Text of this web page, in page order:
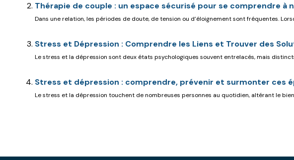
Thérapie de couple : un espace sécurisé pour se comprendre à
Dans une relation, les périodes de doute, de tension ou d’éloignement sont fréquentes.
Stress et Dépression : Comprendre les Liens et Trouver des
Le stress et la dépression sont deux états psychologiques souvent entrelacés, mais
Stress et dépression : comprendre, prévenir et surmonter ces
Le stress et la dépression touchent de nombreuses personnes au quotidien, altérant le